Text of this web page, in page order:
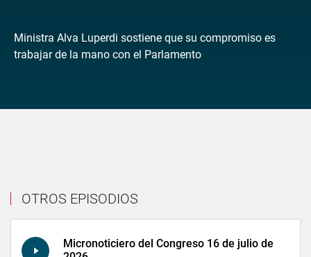
Ministra Alva Luperdi sostiene que su compromiso es
trabajar de la mano con el Parlamento
OTROS EPISODIOS
Micronoticiero del Congreso 16 de julio de